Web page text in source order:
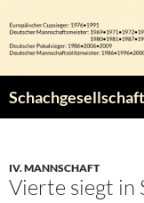
Inhalt
springen
IV. MANNSCHAFT
Vierte siegt in